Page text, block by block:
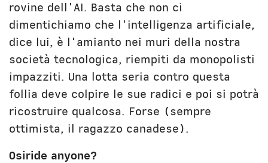
rovine dell'AI. Basta che non ci
dimentichiamo che l'intelligenza artificiale,
dice lui, è l'amianto nei muri della nostra
società tecnologica, riempiti da monopolisti
impazziti. Una lotta seria contro questa
follia deve colpire le sue radici e poi si potrà
ricostruire qualcosa. Forse (sempre
ottimista, il ragazzo canadese).
Osiride anyone?